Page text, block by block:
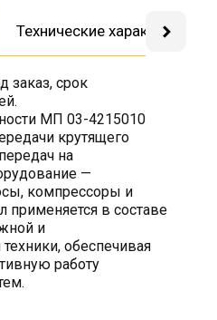
Технические
заказ, срок
МП 03-4215010
крутящего
на
—
компрессоры и
применяется в составе
и
обеспечивая
работу